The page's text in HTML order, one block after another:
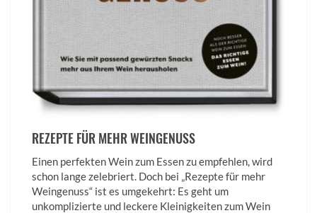
REZEPTE FÜR MEHR WEINGENUSS
Einen perfekten Wein zum Essen zu empfehlen, wird
schon lange zelebriert. Doch bei „Rezepte für mehr
Weingenuss“ ist es umgekehrt: Es geht um
unkomplizierte und leckere Kleinigkeiten zum Wein